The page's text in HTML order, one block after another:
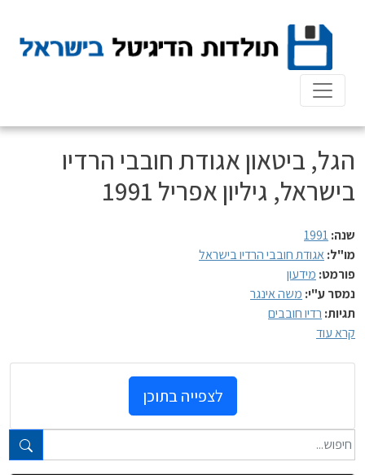
content
טקסט חופשי...
הגל, ביטאון אגודת חובבי הרדיו
בישראל, גיליון אפריל 1991
שנה:1991
מו"ל: אגודת חובבי הרדיו בישראל
פורמט: מידעון
נמסר ע"י: משה אינגר
תגיות: רדיו חובבים
קרא עוד
לצפייה בתוכן